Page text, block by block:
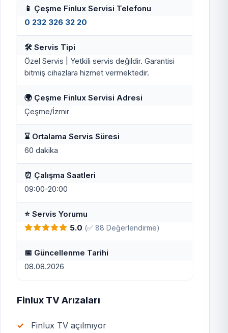
📱 Çeşme Finlux Servisi Telefonu
0 232 326 32 20
🛠️ Servis Tipi
Özel Servis | Yetkili servis değildir. Garantisi
bitmiş cihazlara hizmet vermektedir.
🌍 Çeşme Finlux Servisi Adresi
Çeşme/İzmir
⌛ Ortalama Servis Süresi
60 dakika
⏰ Çalışma Saatleri
09:00-20:00
⭐ Servis Yorumu
5.0 (✅ 88 Değerlendirme)
📅 Güncellenme Tarihi
08.08.2026
Finlux TV Arızaları
Finlux TV açılmıyor